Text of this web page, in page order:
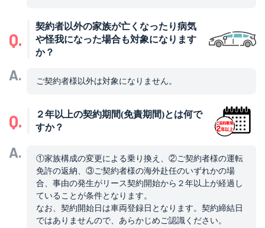
Q.
契約者以外の家族が亡くなったり病気
や怪我になった場合も対象になります
か？
A. ご契約者様以外は対象になりません。
Q.
２年以上の契約期間(免責期間)とは何で
すか？
A.
①家族構成の変更による乗り換え、②ご契約者様の運転
免許の返納、③ご契約者様の海外赴任のいずれかの場
合、事由の発生がリース契約開始から２年以上が経過し
ていることが条件となります。
なお、契約開始日は車両登録日となります。契約締結日
ではありませんので、あらかじめご認識ください。